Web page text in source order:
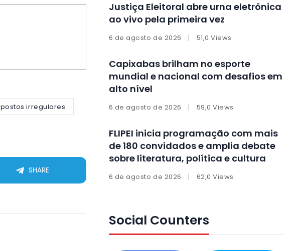
postos irregulares
SHARE
Justiça Eleitoral abre urna eletrônica
ao vivo pela primeira vez
6 de agosto de 2026 51,0 Views
Capixabas brilham no esporte
mundial e nacional com desafios em
alto nível
6 de agosto de 2026 59,0 Views
FLIPEI inicia programação com mais
de 180 convidados e amplia debate
sobre literatura, política e cultura
6 de agosto de 2026 62,0 Views
Social Counters